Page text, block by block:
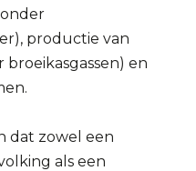
productie van
en
dat zowel een
als een